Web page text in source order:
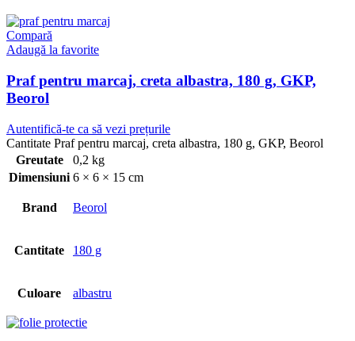
Compară
Adaugă la favorite
Praf pentru marcaj, creta albastra, 180 g, GKP,
Beorol
Autentifică-te ca să vezi prețurile
Cantitate Praf pentru marcaj, creta albastra, 180 g, GKP, Beorol
Greutate
0,2 kg
Dimensiuni 6 × 6 × 15 cm
Brand Beorol
Cantitate 180 g
Culoare albastru